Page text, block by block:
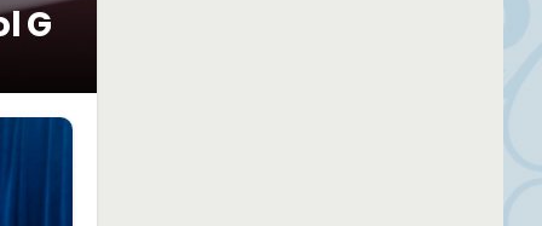
G